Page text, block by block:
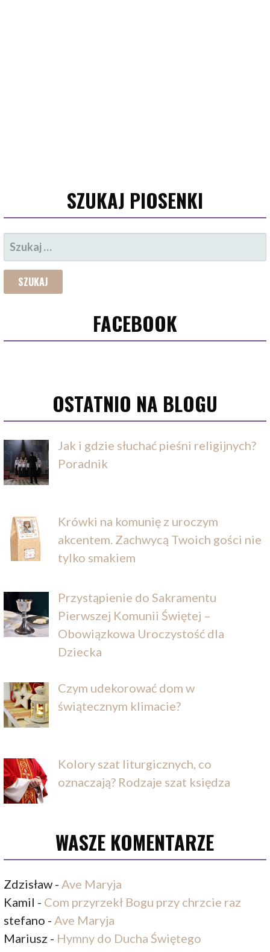
SZUKAJ PIOSENKI
SZUKAJ:
FACEBOOK
OSTATNIO NA BLOGU
Jak i gdzie słuchać pieśni religijnych?
Poradnik
Krówki na komunię z uroczym
akcentem. Zachwycą Twoich gości nie
tylko smakiem
Przystąpienie do Sakramentu
Pierwszej Komunii Świętej –
Obowiązkowa Uroczystość dla
Dziecka
Czym udekorować dom w
świątecznym klimacie?
Kolory szat liturgicznych, co
oznaczają? Rodzaje szat księdza
WASZE KOMENTARZE
Zdzisław - Ave Maryja
Kamil - Com przyrzekł Bogu przy chrzcie raz
stefano - Ave Maryja
Mariusz - Hymny do Ducha Świętego